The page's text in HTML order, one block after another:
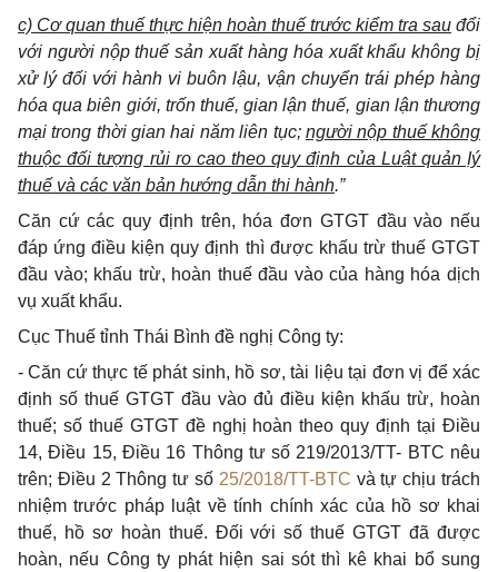
c) Cơ quan thuế thực hiện hoàn thuế trước kiểm tra sau đổi
với người nộp thuế sản xuất hàng hóa xuất khẩu không bị
xử lý đối với hành vi buôn lậu, vận chuyển trái phép hàng
hóa qua biên giới, trốn thuế, gian lận thuế, gian lận thương
mại trong thời gian hai năm liên tục; người nộp thuế không
thuộc đối tượng rủi ro cao theo quy định của Luật quản Ịý
thuế và các văn bản hướng dẫn thi hành.”
Căn cứ các quy định trên, hóa đơn GTGT đầu vào nếu
đáp ứng điều kiện quy định thì được khấu trừ thuế GTGT
đầu vào; khấu trừ, hoàn thuế đầu vào của hàng hóa dịch
vụ xuất khẩu.
Cục Thuế tỉnh Thái Bình đề nghị Công ty:
- Căn cứ thực tế phát sinh, hồ sơ, tài liệu tại đơn vị để xác
định số thuế GTGT đầu vào đủ điều kiện khấu trừ, hoàn
thuế; số thuế GTGT đề nghị hoàn theo quy định tại Điều
14, Điều 15, Điều 16 Thông tư số 219/2013/TT- BTC nêu
trên; Điều 2 Thông tư số 25/2018/TT-BTC và tự chịu trách
nhiệm trước pháp luật về tính chính xác của hồ sơ khai
thuế, hồ sơ hoàn thuế. Đối với số thuế GTGT đã được
hoàn, nếu Công ty phát hiện sai sót thì kê khai bổ sung